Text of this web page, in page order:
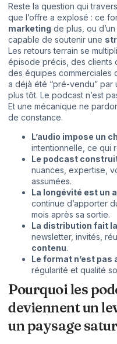
Reste la question qui
que l’offre a explosé : ce
marketing de plus, ou
capable de soutenir une
Les retours terrain se
épisode précis, des clients
des équipes commerciales
a déjà été “pré-vendu” par
plus tôt. Le podcast n’est
Et une mécanique ne
de constance.
L’audio impose un
intentionnelle, ce qui
Le podcast
nuances, expertise,
assumées.
La longévité est un
continue d’apporter
mois après sa sortie.
La distribution fait
newsletter, invités,
contenu.
Le format n’est pas
régularité et qualité
Pourquoi les
deviennent un
un paysage